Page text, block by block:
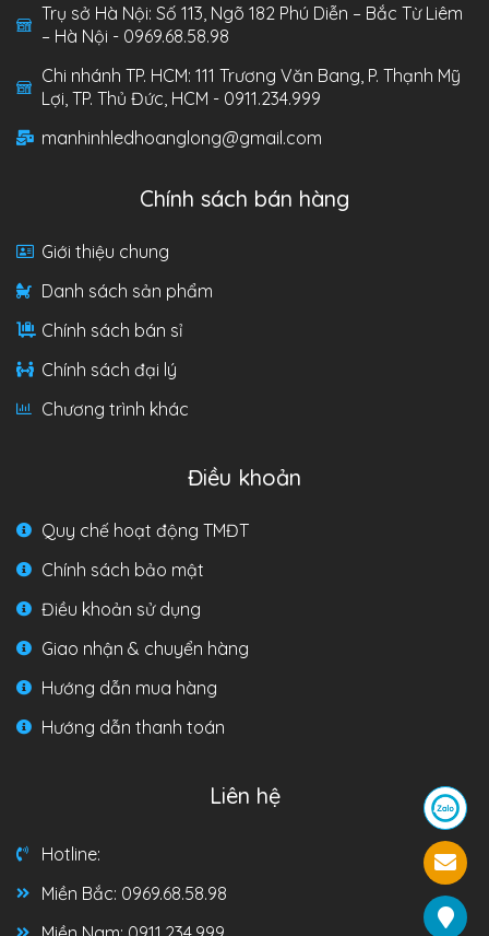
Trụ sở Hà Nội: Số 113, Ngõ 182 Phú Diễn – Bắc Từ Liêm
– Hà Nội - 0969.68.58.98
Chi nhánh TP. HCM: 111 Trương Văn Bang, P. Thạnh Mỹ
Lợi, TP. Thủ Đức, HCM - 0911.234.999
manhinhledhoanglong@gmail.com
Chính sách bán hàng
Giới thiệu chung
Danh sách sản phẩm
Chính sách bán sỉ
Chính sách đại lý
Chương trình khác
Điều khoản
Quy chế hoạt động TMĐT
Chính sách bảo mật
Điều khoản sử dụng
Giao nhận & chuyển hàng
Hướng dẫn mua hàng
Hướng dẫn thanh toán
Liên hệ
Hotline:
Miền Bắc: 0969.68.58.98